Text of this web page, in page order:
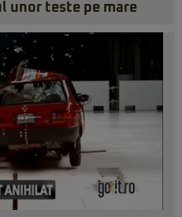
unor teste pe mare